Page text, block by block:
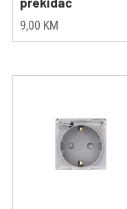
9,00 KM